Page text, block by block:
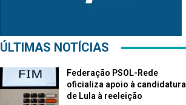
ÚLTIMAS NOTÍCIAS
Federação PSOL-Rede
oficializa apoio à candidatura
de Lula à reeleição